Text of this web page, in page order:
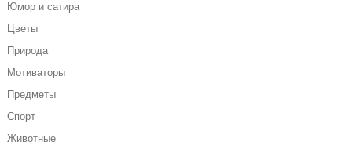
Юмор и сатира
Цветы
Природа
Мотиваторы
Предметы
Спорт
Животные